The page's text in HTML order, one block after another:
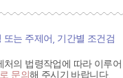
또는 주제어, 기간별 조건검
의 법령작업에 따라 이루어
문의해 주시기 바랍니다.